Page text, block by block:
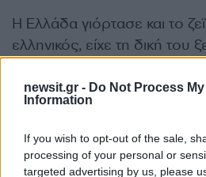
newsit.gr - Do Not Process
Information
If you wish to opt-out of the sale,
processing of your personal or
targeted advertising by us, please
Η Ελλάδα γιόρτασε και το
ελληνικός, είχε τη δική του
Συντάγματος.